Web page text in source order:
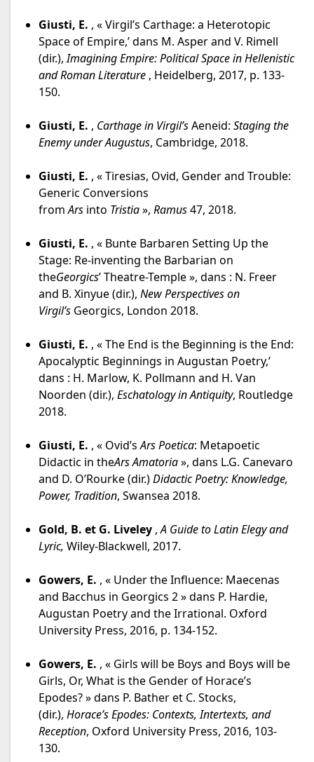
Giusti, E. , « Virgil’s Carthage: a Heterotopic
Space of Empire,’ dans M. Asper and V. Rimell
(dir.),Imagining Empire: Political Space in Hellenistic
and Roman Literature , Heidelberg, 2017, p. 133-
150.
Giusti, E. , Carthage in Virgil’sAeneid: Staging the
Enemy under Augustus, Cambridge, 2018.
Giusti, E. , « Tiresias, Ovid, Gender and Trouble:
Generic Conversions
fromArs into Tristia», Ramus47, 2018.
Giusti, E. , « Bunte Barbaren Setting Up the
Stage: Re-inventing the Barbarian on
theGeorgics’ Theatre-Temple », dans : N. Freer
and B. Xinyue (dir.), New Perspectives on
Virgil’s Georgics, London 2018.
Giusti, E. , « The End is the Beginning is the End:
Apocalyptic Beginnings in Augustan Poetry,’
dans : H. Marlow, K. Pollmann and H. Van
Noorden (dir.), Eschatology in Antiquity, Routledge
2018.
Giusti, E. , « Ovid’sArs Poetica: Metapoetic
Didactic in theArs Amatoria», dans L.G. Canevaro
and D. O’Rourke (dir.)Didactic Poetry: Knowledge,
Power, Tradition, Swansea 2018.
Gold, B. et G. Liveley ,A Guide to Latin Elegy and
Lyric, Wiley-Blackwell, 2017.
Gowers, E. , « Under the Influence: Maecenas
and Bacchus in Georgics 2 » dans P. Hardie,
Augustan Poetry and the Irrational. Oxford
University Press, 2016, p. 134-152.
Gowers, E. , « Girls will be Boys and Boys will be
Girls, Or, What is the Gender of Horace’s
Epodes? » dans P. Bather et C. Stocks,
(dir.), Horace’s Epodes: Contexts, Intertexts, and
Reception, Oxford University Press, 2016, 103-
130.